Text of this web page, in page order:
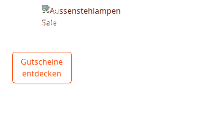
Spare bei
unseren
Gutscheine
entdecken